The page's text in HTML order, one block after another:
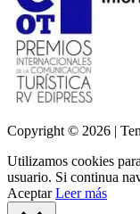
Copyright © 2026 |
Utilizamos cookies
usuario. Si continua
Aceptar Leer más